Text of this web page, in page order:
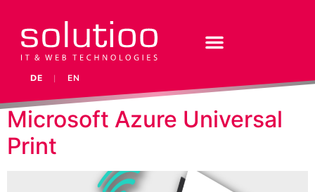
DE | EN
Microsoft Azure Universal
Print